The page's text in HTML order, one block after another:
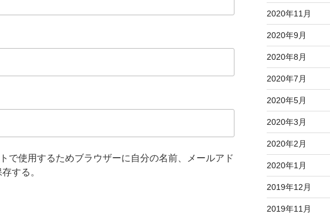
で使用するためブラウザーに自分の名前、メールアド
する。
2020年11月
2020年9月
2020年8月
2020年7月
2020年5月
2020年3月
2020年2月
2020年1月
2019年12月
2019年11月